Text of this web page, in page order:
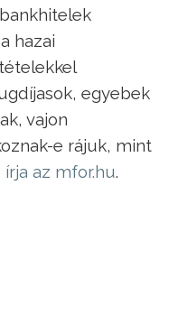
hazai
egyebek
vajon
e rájuk, mint
írja az mfor.hu.